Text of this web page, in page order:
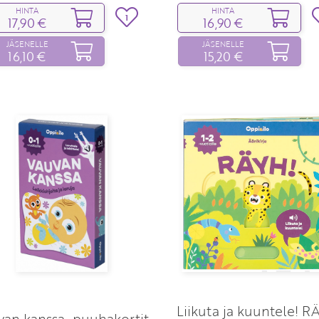
HINTA
17,90 €
JÄSENELLE
16,10 €
1
HINTA
16,90 €
JÄSENELLE
15,20 €
Liikuta ja kuuntele!